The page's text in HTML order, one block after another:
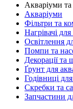
Акваріуми
Акваріуми
Фільтри та
Нагрівачі
Освітлення
Помпи та
Декорації та
Ґрунт для
Годівниці
Скребки та
Запчастини